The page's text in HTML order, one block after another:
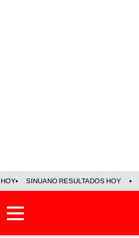
HOY SINUANO RESULTADOS HOY